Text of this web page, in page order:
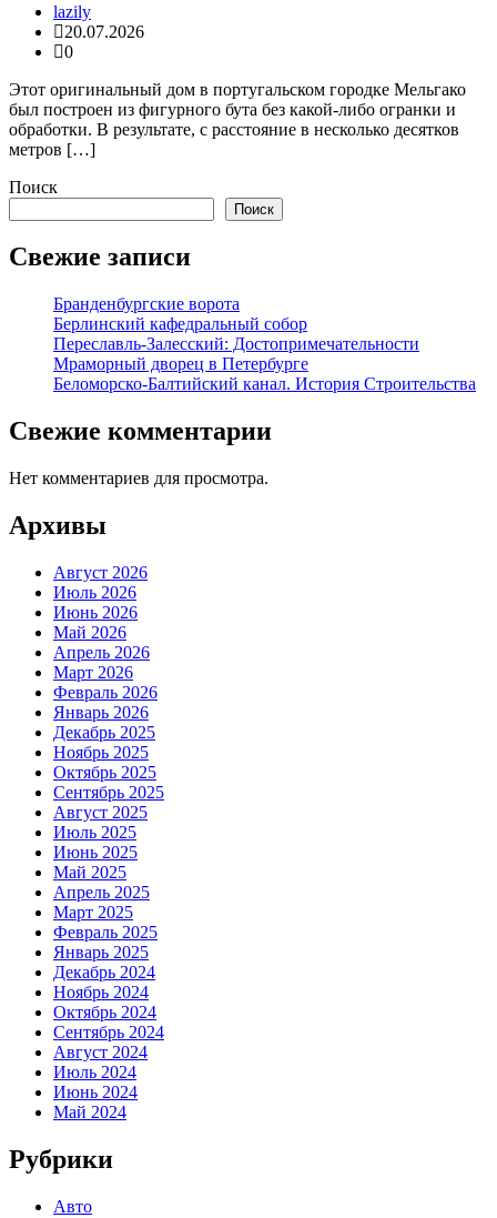
lazily
20.07.2026
0
Этот оригинальный дом в португальском городке Мельгако
был построен из фигурного бута без какой-либо огранки и
обработки. В результате, с расстояние в несколько десятков
метров […]
Поиск
Поиск
Свежие записи
Бранденбургские ворота
Берлинский кафедральный собор
Переславль-Залесский: Достопримечательности
Мраморный дворец в Петербурге
Беломорско-Балтийский канал. История Строительства
Свежие комментарии
Нет комментариев для просмотра.
Архивы
Август 2026
Июль 2026
Июнь 2026
Май 2026
Апрель 2026
Март 2026
Февраль 2026
Январь 2026
Декабрь 2025
Ноябрь 2025
Октябрь 2025
Сентябрь 2025
Август 2025
Июль 2025
Июнь 2025
Май 2025
Апрель 2025
Март 2025
Февраль 2025
Январь 2025
Декабрь 2024
Ноябрь 2024
Октябрь 2024
Сентябрь 2024
Август 2024
Июль 2024
Июнь 2024
Май 2024
Рубрики
Авто